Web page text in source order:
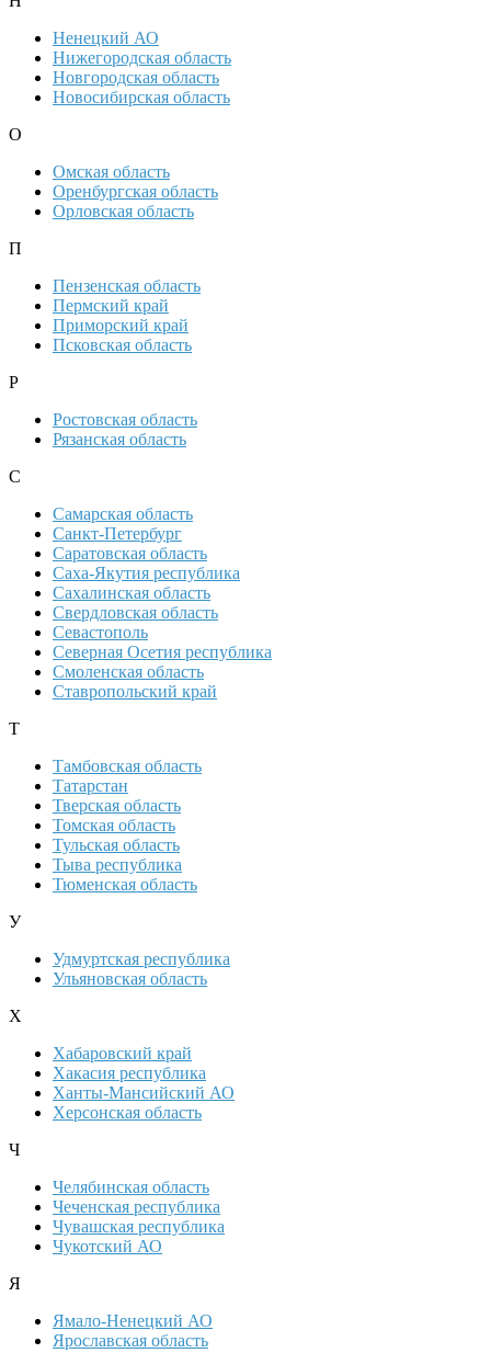
Ненецкий АО
Нижегородская область
Новгородская область
Новосибирская область
О
Омская область
Оренбургская область
Орловская область
П
Пензенская область
Пермский край
Приморский край
Псковская область
Р
Ростовская область
Рязанская область
С
Самарская область
Санкт-Петербург
Саратовская область
Саха-Якутия республика
Сахалинская область
Свердловская область
Севастополь
Северная Осетия республика
Смоленская область
Ставропольский край
Т
Тамбовская область
Татарстан
Тверская область
Томская область
Тульская область
Тыва республика
Тюменская область
У
Удмуртская республика
Ульяновская область
Х
Хабаровский край
Хакасия республика
Ханты-Мансийский АО
Херсонская область
Ч
Челябинская область
Чеченская республика
Чувашская республика
Чукотский АО
Я
Ямало-Ненецкий АО
Ярославская область